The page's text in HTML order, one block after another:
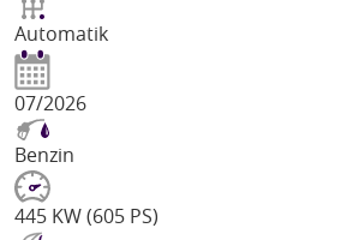
Automatik
07/2026
Benzin
445 KW (605 PS)